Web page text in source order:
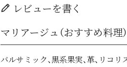
レビューを書く
マリアージュ（おすすめ料理）
バルサミック、黒系果実、革、リコ